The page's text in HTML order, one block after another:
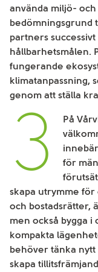
använda miljö-
bedömningsgrund
partners
hållbarhetsmålen.
fungerande
klimatanpassning,
genom att ställa
3
På
för
skapa utrymme
och bostadsrätter,
men också bygga i
kompakta
behöver tänka nytt
skapa